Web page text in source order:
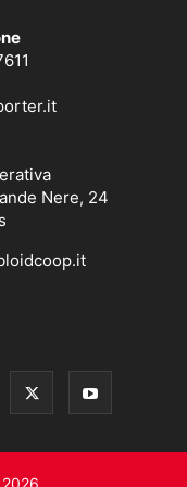
Nere, 24